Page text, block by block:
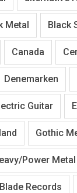
Metal Black
Canada
Denemarken
Guitar
Gothic
Power Metal
Records